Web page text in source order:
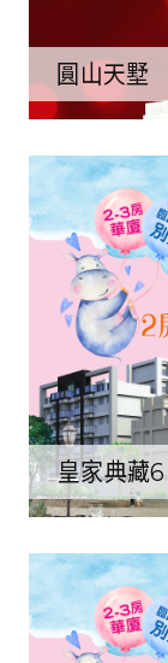
圓山天墅
皇家典藏6